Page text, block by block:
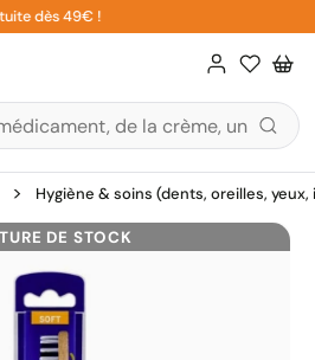
dès 49€ !
Hygiène & soins (dents, oreilles,
DE STOCK